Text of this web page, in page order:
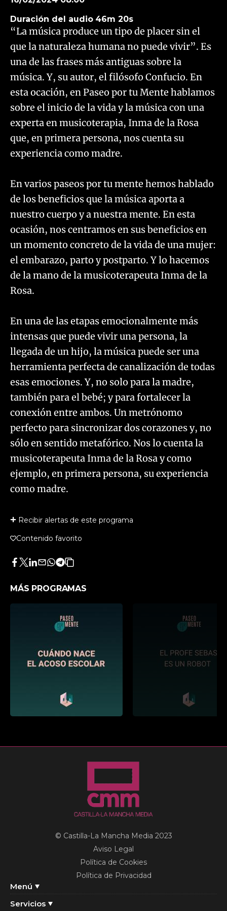
Duración del audio 46m 20s
“La música produce un tipo de placer sin el
que la naturaleza humana no puede vivir”. Es
una de las frases más antiguas sobre la
música. Y, su autor, el filósofo Confucio. En
esta ocación, en Paseo por tu Mente hablamos
sobre el inicio de la vida y la música con una
experta en musicoterapia, Inma de la Rosa
que, en primera persona, nos cuenta su
experiencia como madre.
En varios paseos por tu mente hemos hablado
de los beneficios que la música aporta a
nuestro cuerpo y a nuestra mente. En esta
ocasión, nos centramos en sus beneficios en
un momento concreto de la vida de una mujer:
el embarazo, parto y postparto. Y lo hacemos
de la mano de la musicoterapeuta Inma de la
Rosa.
En una de las etapas emocionalmente más
intensas que puede vivir una persona, la
llegada de un hijo, la música puede ser una
herramienta perfecta de canalización de todas
esas emociones. Y, no solo para la madre,
también para el bebé; y para fortalecer la
conexión entre ambos. Un metrónomo
perfecto para sincronizar dos corazones y, no
sólo en sentido metafórico. Nos lo cuenta la
musicoterapeuta Inma de la Rosa y como
ejemplo, en primera persona, su experiencia
como madre.
Recibir alertas de este programa
Contenido favorito
Facebook
Twitter
LinkedIn
Enviar
Whatsapp
Telegram
Copiar
artículo
MÁS PROGRAMAS
Menú
Servicios
© Castilla-La Mancha Media 2023
Aviso Legal
Política de Cookies
Política de Privacidad